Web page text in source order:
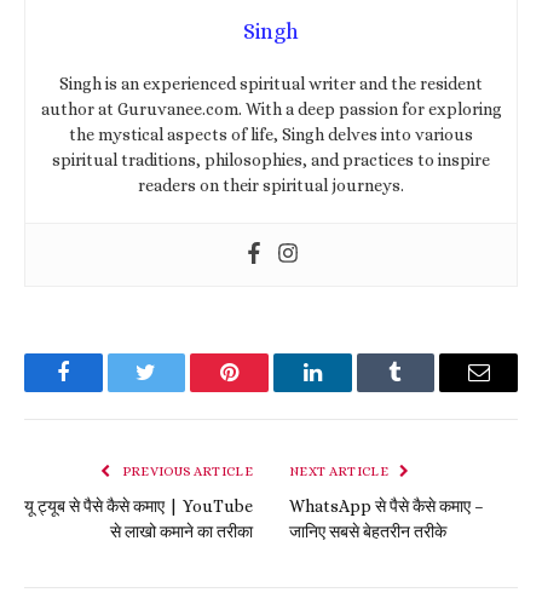
Singh
Singh is an experienced spiritual writer and the resident
author at Guruvanee.com. With a deep passion for exploring
the mystical aspects of life, Singh delves into various
spiritual traditions, philosophies, and practices to inspire
readers on their spiritual journeys.
FacebookTwitter Pinterest LinkedInTumblr Email
PREVIOUS ARTICLE
यू ट्यूब से पैसे कैसे कमाए | YouTube
से लाखो कमाने का तरीका
NEXT ARTICLE
WhatsApp से पैसे कैसे कमाए –
जानिए सबसे बेहतरीन तरीके